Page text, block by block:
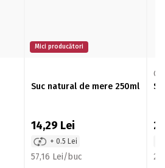
Mici producători
Suc natural de mere 250ml
14,29 Lei
+ 0.5 Lei
57,16 Lei/buc